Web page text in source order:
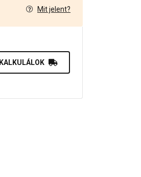
Mit jelent?
KALKULÁLOK